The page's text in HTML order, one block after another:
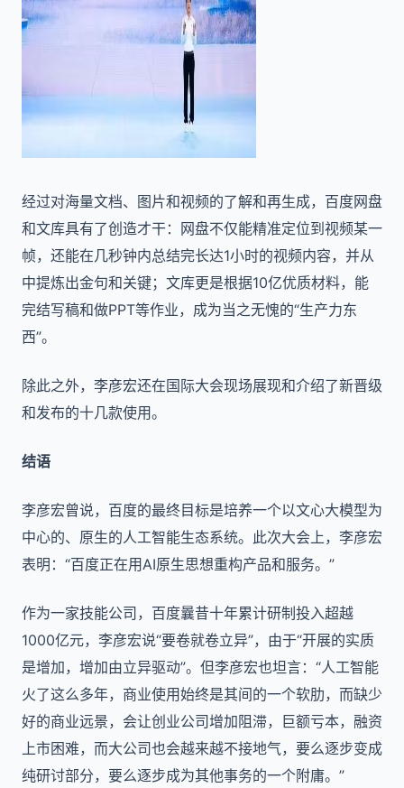
经过对海量文档、图片和视频的了解和再生成，百度网盘
和文库具有了创造才干：网盘不仅能精准定位到视频某一
帧，还能在几秒钟内总结完长达1小时的视频内容，并从
中提炼出金句和关键；文库更是根据10亿优质材料，能
完结写稿和做PPT等作业，成为当之无愧的“生产力东
西”。
除此之外，李彦宏还在国际大会现场展现和介绍了新晋级
和发布的十几款使用。
结语
李彦宏曾说，百度的最终目标是培养一个以文心大模型为
中心的、原生的人工智能生态系统。此次大会上，李彦宏
表明：“百度正在用AI原生思想重构产品和服务。”
作为一家技能公司，百度曩昔十年累计研制投入超越
1000亿元，李彦宏说“要卷就卷立异”，由于“开展的实质
是增加，增加由立异驱动”。但李彦宏也坦言：“人工智能
火了这么多年，商业使用始终是其间的一个软肋，而缺少
好的商业远景，会让创业公司增加阻滞，巨额亏本，融资
上市困难，而大公司也会越来越不接地气，要么逐步变成
纯研讨部分，要么逐步成为其他事务的一个附庸。”